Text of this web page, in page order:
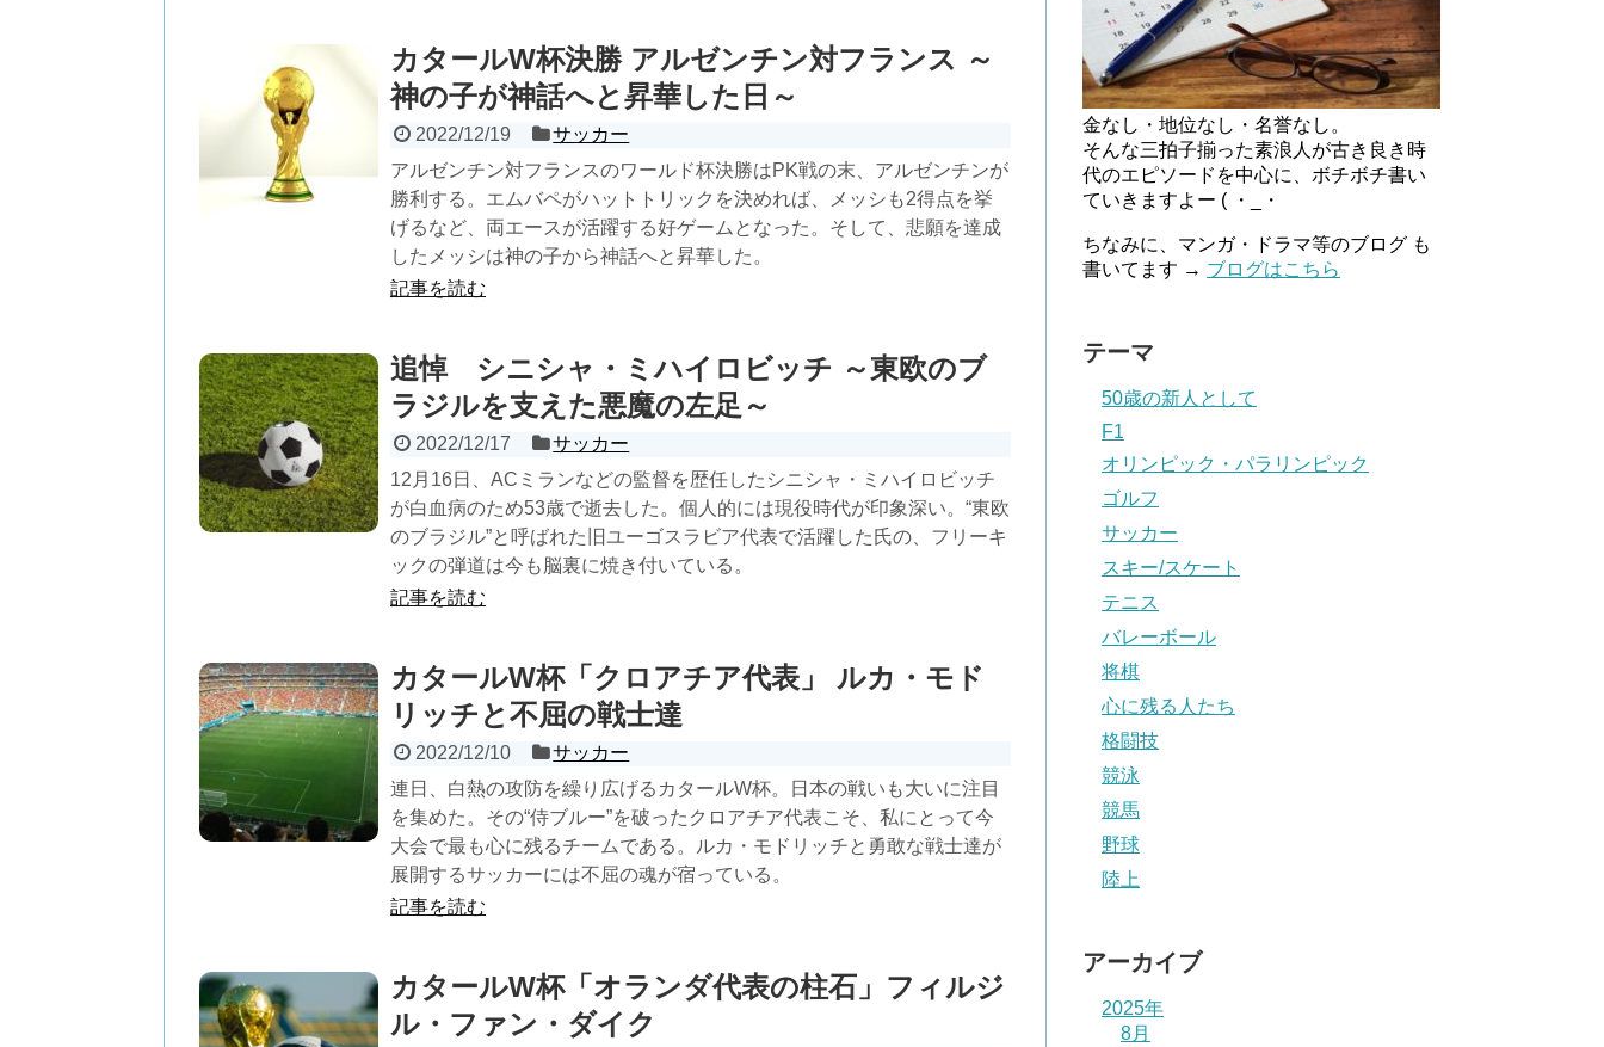
カタールW杯決勝 アルゼンチン対フランス ～
神の子が神話へと昇華した日～
2022/12/19
サッカー
アルゼンチン対フランスのワールド杯決勝はPK戦の末、アルゼンチンが
勝利する。エムバペがハットトリックを決めれば、メッシも2得点を挙
げるなど、両エースが活躍する好ゲームとなった。そして、悲願を達成
したメッシは神の子から神話へと昇華した。
記事を読む
追悼 シニシャ・ミハイロビッチ ～東欧のブ
ラジルを支えた悪魔の左足～
2022/12/17
サッカー
12月16日、ACミランなどの監督を歴任したシニシャ・ミハイロビッチ
が白血病のため53歳で逝去した。個人的には現役時代が印象深い。“東欧
のブラジル”と呼ばれた旧ユーゴスラビア代表で活躍した氏の、フリーキ
ックの弾道は今も脳裏に焼き付いている。
記事を読む
カタールW杯「クロアチア代表」 ルカ・モド
リッチと不屈の戦士達
2022/12/10
サッカー
連日、白熱の攻防を繰り広げるカタールW杯。日本の戦いも大いに注目
を集めた。その“侍ブルー”を破ったクロアチア代表こそ、私にとって今
大会で最も心に残るチームである。ルカ・モドリッチと勇敢な戦士達が
展開するサッカーには不屈の魂が宿っている。
記事を読む
カタールW杯「オランダ代表の柱石」フィルジ
ル・ファン・ダイク
金なし・地位なし・名誉なし。
そんな三拍子揃った素浪人が古き良き時
代のエピソードを中心に、ボチボチ書い
ていきますよー ( ・_・
ちなみに、マンガ・ドラマ等のブログ も
書いてます → ブログはこちら
テーマ
50歳の新人として
F1
オリンピック・パラリンピック
ゴルフ
サッカー
スキー/スケート
テニス
バレーボール
将棋
心に残る人たち
格闘技
競泳
競馬
野球
陸上
アーカイブ
2025年
8月